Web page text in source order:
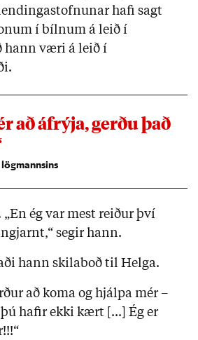
hafi sagt
í bílnum á leið í
hann væri á leið í
að áfrýja, gerðu það
ég var mest reiður því
segir hann.
hann skilaboð til Helga.
að koma og hjálpa mér –
þú hafir ekki kært [...] Ég er